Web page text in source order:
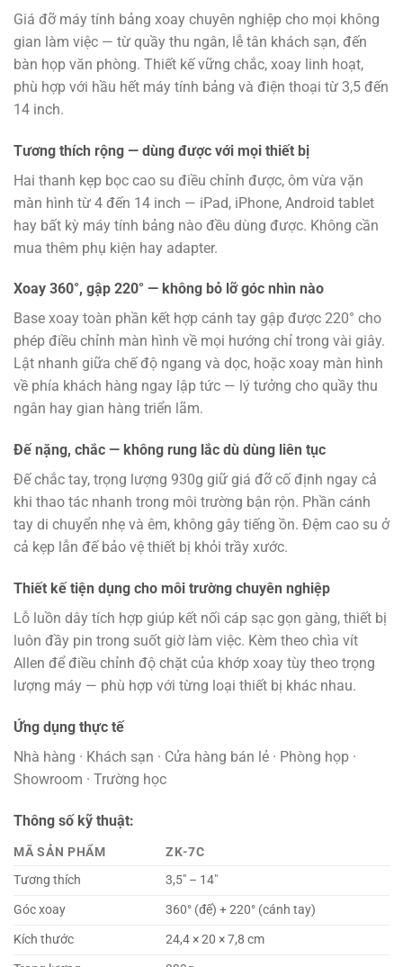
Giá đỡ máy tính bảng xoay chuyên nghiệp cho mọi không
gian làm việc — từ quầy thu ngân, lễ tân khách sạn, đến
bàn họp văn phòng. Thiết kế vững chắc, xoay linh hoạt,
phù hợp với hầu hết máy tính bảng và điện thoại từ 3,5 đến
14 inch.
Tương thích rộng — dùng được với mọi thiết bị
Hai thanh kẹp bọc cao su điều chỉnh được, ôm vừa vặn
màn hình từ 4 đến 14 inch — iPad, iPhone, Android tablet
hay bất kỳ máy tính bảng nào đều dùng được. Không cần
mua thêm phụ kiện hay adapter.
Xoay 360°, gập 220° — không bỏ lỡ góc nhìn nào
Base xoay toàn phần kết hợp cánh tay gập được 220° cho
phép điều chỉnh màn hình về mọi hướng chỉ trong vài giây.
Lật nhanh giữa chế độ ngang và dọc, hoặc xoay màn hình
về phía khách hàng ngay lập tức — lý tưởng cho quầy thu
ngân hay gian hàng triển lãm.
Đế nặng, chắc — không rung lắc dù dùng liên tục
Đế chắc tay, trọng lượng 930g giữ giá đỡ cố định ngay cả
khi thao tác nhanh trong môi trường bận rộn. Phần cánh
tay di chuyển nhẹ và êm, không gây tiếng ồn. Đệm cao su ở
cả kẹp lẫn đế bảo vệ thiết bị khỏi trầy xước.
Thiết kế tiện dụng cho môi trường chuyên nghiệp
Lỗ luồn dây tích hợp giúp kết nối cáp sạc gọn gàng, thiết bị
luôn đầy pin trong suốt giờ làm việc. Kèm theo chìa vít
Allen để điều chỉnh độ chặt của khớp xoay tùy theo trọng
lượng máy — phù hợp với từng loại thiết bị khác nhau.
Ứng dụng thực tế
Nhà hàng · Khách sạn · Cửa hàng bán lẻ · Phòng họp ·
Showroom · Trường học
Thông số kỹ thuật:
MÃ SẢN PHẨM
ZK-7C
Tương thích
3,5″ – 14″
Góc xoay
360° (đế) + 220° (cánh tay)
Kích thước
24,4 × 20 × 7,8 cm